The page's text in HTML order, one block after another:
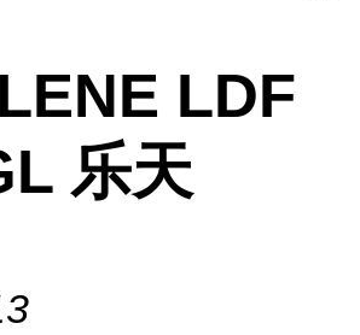
LDF
乐天